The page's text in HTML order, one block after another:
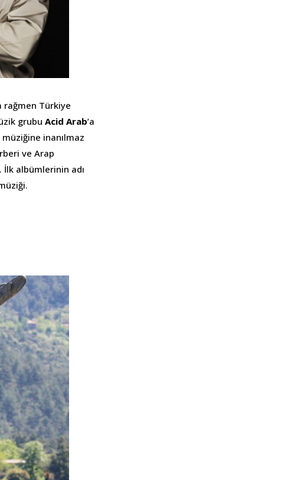
rağmen Türkiye
grubu Acid Arab’a
müziğine inanılmaz
ve Arap
albümlerinin adı